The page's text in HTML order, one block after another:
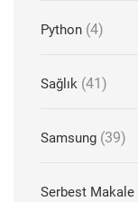
Python (4)
Sağlık (41)
Samsung (39)
Serbest Makale